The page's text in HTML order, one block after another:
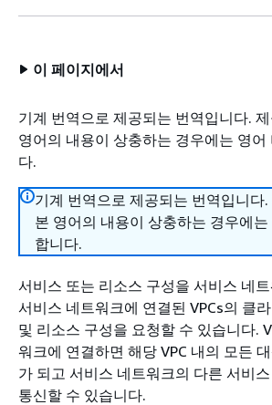
이 페이지에서
기계 번역으로 제공되는 번역입니다.
영어의 내용이 상충하는 경우에는 영어
다.
기계 번역으로 제공되는 번역입니다
본 영어의 내용이 상충하는 경우에
합니다.
서비스 또는 리소스 구성을 서비스 네
서비스 네트워크에 연결된 VPCs의 클
및 리소스 구성을 요청할 수 있습니다.
워크에 연결하면 해당 VPC 내의 모든
가 되고 서비스 네트워크의 다른 서비
통신할 수 있습니다.